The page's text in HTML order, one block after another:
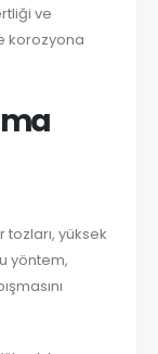
ve
korozyona
tozları, yüksek
yöntem,